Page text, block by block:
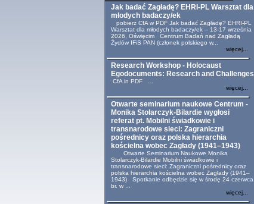
Jak badać Zagładę? EHRI-PL Warsztat dla
młodych badaczy/ek
pobierz CfA w PDF Jak badać Zagładę? EHRI-PL
Warsztat dla młodych badaczy/ek – 13-17 września
2026, Oświęcim Centrum Badań nad Zagładą
Żydów IFiS PAN (członek polskiego w...
więcej...
Research Workshop - Holocaust
Egodocuments: Research and Challenges
CfA in PDF ...
więcej...
Otwarte seminarium naukowe Centrum -
Monika Stolarczyk-Bilardie wygłosi
referat pt. Mobilni świadkowie i
transnarodowe sieci: Zagraniczni
pośrednicy oraz polska hierarchia
kościelna wobec Zagłady (1941–1943)
Otwarte Seminarium Naukowe Monika
Stolarczyk-Bilardie Mobilni świadkowie i
transnarodowe sieci: Zagraniczni pośrednicy oraz
polska hierarchia kościelna wobec Zagłady (1941–
1943) Spotkanie odbędzie się w środę 24 czerwca
br. w ...
więcej...